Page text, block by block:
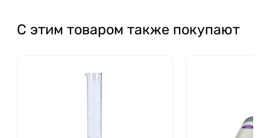
С этим товаром также покупают